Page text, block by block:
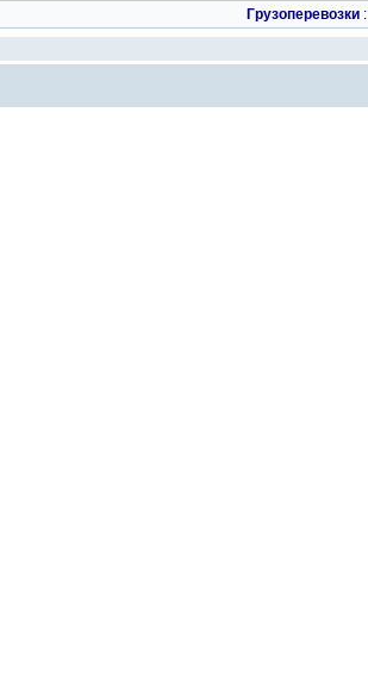
Грузоперевозки :